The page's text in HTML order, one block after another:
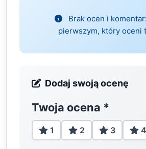
Brak ocen i
pierwszym, który oceni
Dodaj swoją ocenę
Twoja ocena *
1 2 3 4